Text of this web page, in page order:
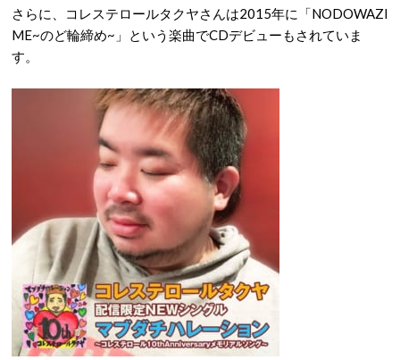
さらに、コレステロールタクヤさんは2015年に「NODOWAZI
ME~のど輪締め~」という楽曲でCDデビューもされていま
す。